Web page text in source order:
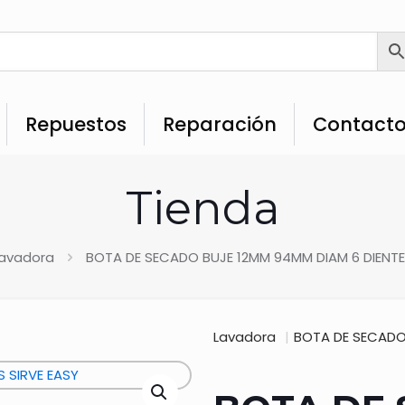
Repuestos Reparación
Tienda
BOTA DE SECADO BUJE 12MM 94MM DIAM 6
Lavadora | BOTA DE